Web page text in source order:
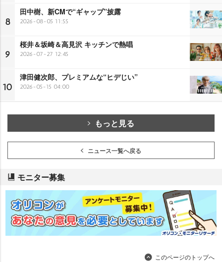
8
田中樹、新CMで“ギャップ”披露
2026-08-05 11:55
9
桜井＆坂崎＆高見沢 キッチンで熱唱
2026-07-27 12:45
10
津田健次郎、プレミアムな“ヒデじい”
2026-05-15 04:00
もっと見る
ニュース一覧へ戻る
モニター募集
このページのトップへ